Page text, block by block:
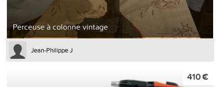
Perceuse à colonne vintage
Jean-Philippe J
410 €